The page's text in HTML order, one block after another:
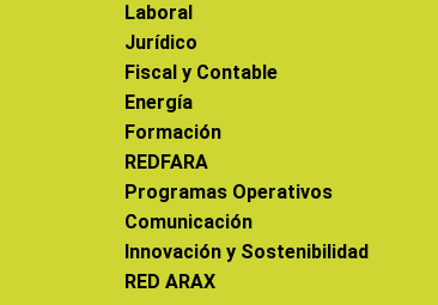
Laboral
Jurídico
Fiscal y Contable
Energía
Formación
REDFARA
Programas Operativos
Comunicación
Innovación y Sostenibilidad
RED ARAX